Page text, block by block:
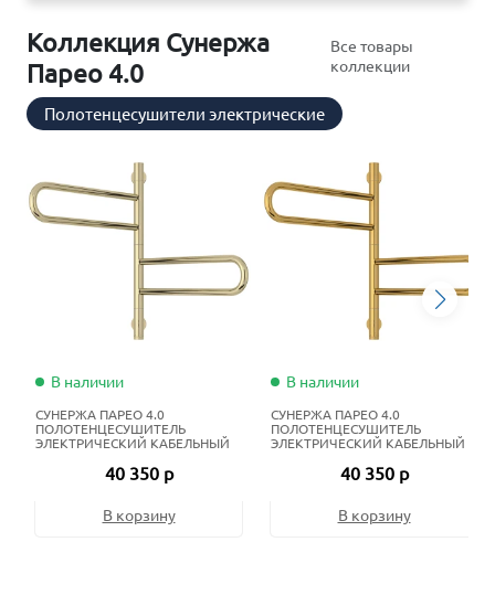
Коллекция Сунержа
Парео 4.0
Все товары
коллекции
Полотенцесушители электрические
В наличии
СУНЕРЖА ПАРЕО 4.0
ПОЛОТЕНЦЕСУШИТЕЛЬ
ЭЛЕКТРИЧЕСКИЙ КАБЕЛЬНЫЙ
40 350 р
В корзину
В наличии
СУНЕРЖА ПАРЕО 4.0
ПОЛОТЕНЦЕСУШИТЕЛЬ
ЭЛЕКТРИЧЕСКИЙ КАБЕЛЬНЫЙ
40 350 р
В корзину